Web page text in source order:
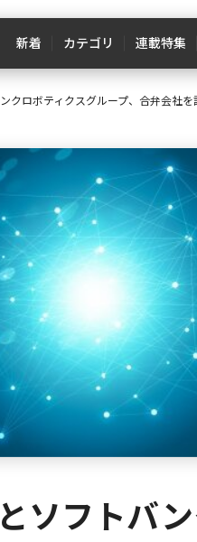
新着 カテゴリ 連載特集
クロボティクスグループ、合弁会社を
ソフトバ